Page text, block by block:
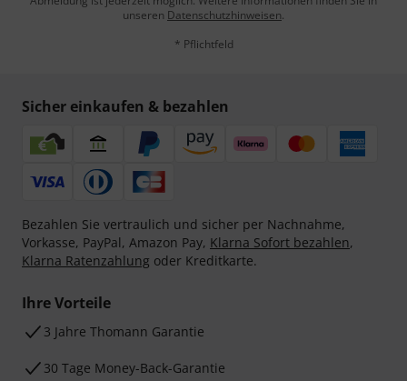
unseren Datenschutzhinweisen.
* Pflichtfeld
Sicher einkaufen & bezahlen
Bezahlen Sie vertraulich und sicher per Nachnahme,
Vorkasse, PayPal, Amazon Pay, Klarna Sofort bezahlen,
Klarna Ratenzahlung oder Kreditkarte.
Ihre Vorteile
3 Jahre Thomann Garantie
30 Tage Money-Back-Garantie